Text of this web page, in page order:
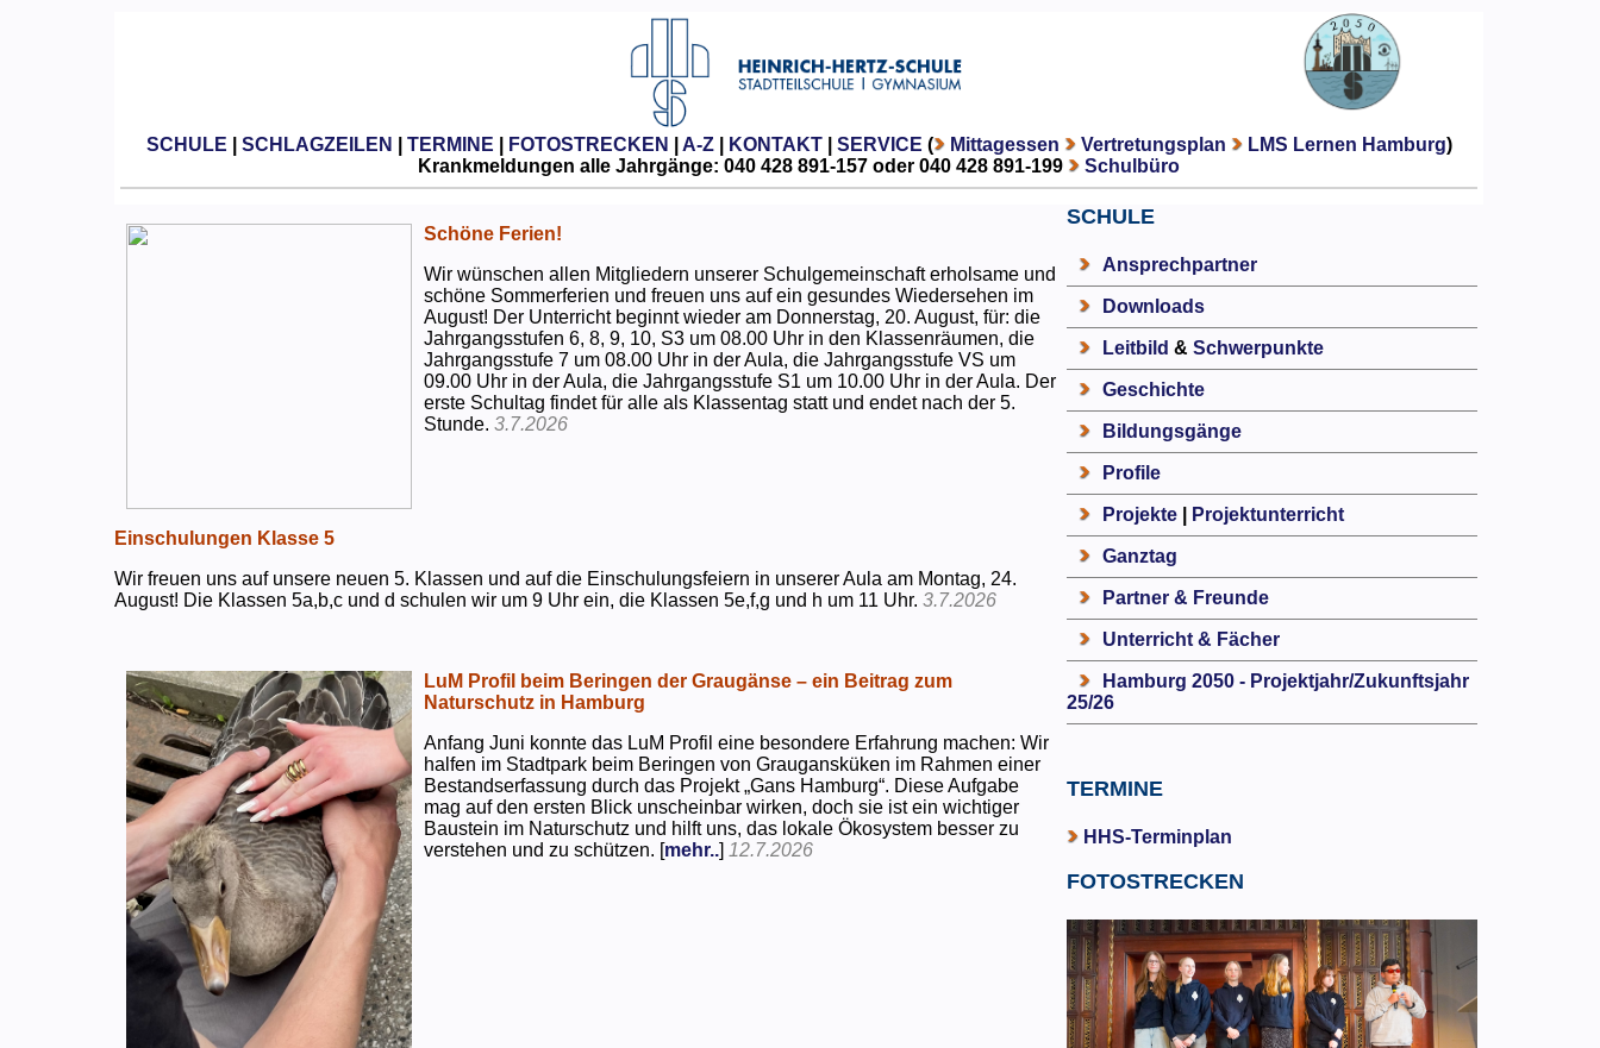
SCHULE SCHLAGZEILEN TERMINE FOTOSTRECKEN A-Z| KONTAKT| SERVICE ( Mittagessen Vertretungsplan LMS Lernen Hamburg)
Krankmeldungen alle Jahrgänge: 040 428 891-157 oder 040 428 891-199
Schulbüro
Schöne Ferien!
Wir wünschen allen Mitgliedern unserer Schulgemeinschaft erholsame und
schöne Sommerferien und freuen uns auf ein gesundes Wiedersehen im
August! Der Unterricht beginnt wieder am Donnerstag, 20. August, für: die
Jahrgangsstufen 6, 8, 9, 10, S3 um 08.00 Uhr in den Klassenräumen, die
Jahrgangsstufe 7 um 08.00 Uhr in der Aula, die Jahrgangsstufe VS um
09.00 Uhr in der Aula, die Jahrgangsstufe S1 um 10.00 Uhr in der Aula. Der
erste Schultag findet für alle als Klassentag statt und endet nach der 5.
Stunde.3.7.2026
Einschulungen Klasse 5
Wir freuen uns auf unsere neuen 5. Klassen und auf die Einschulungsfeiern in unserer Aula am Montag, 24.
August! Die Klassen 5a,b,c und d schulen wir um 9 Uhr ein, die Klassen 5e,f,g und h um 11 Uhr.3.7.2026
LuM Profil beim Beringen der Graugänse – ein Beitrag zum
Naturschutz in Hamburg
Anfang Juni konnte das LuM Profil eine besondere Erfahrung machen: Wir
halfen im Stadtpark beim Beringen von Graugansküken im Rahmen einer
Bestandserfassung durch das Projekt „Gans Hamburg“. Diese Aufgabe
mag auf den ersten Blick unscheinbar wirken, doch sie ist ein wichtiger
Baustein im Naturschutz und hilft uns, das lokale Ökosystem besser zu
verstehen und zu schützen. [mehr..] 12.7.2026
SCHULE
Ansprechpartner
Downloads
Leitbild & Schwerpunkte
Geschichte
Bildungsgänge
Profile
Projekte| Projektunterricht
Ganztag
Partner & Freunde
Unterricht & Fächer
Hamburg 2050 - Projektjahr/Zukunftsjahr
25/26
TERMINE
HHS-Terminplan
FOTOSTRECKEN